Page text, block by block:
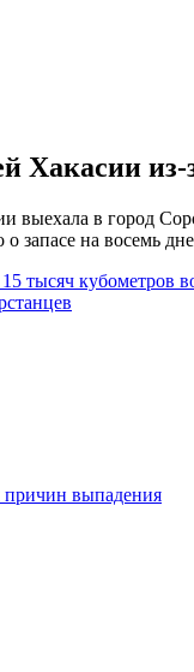
Хакасии из-
в город
о запасе на восемь
тысяч кубометров
выпадения